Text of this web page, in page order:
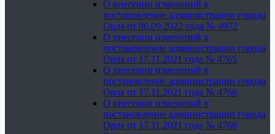
О внесении изменений в
постановление администрации города
Орла от 06.09.2022 года № 4972
О внесении изменений в
постановление администрации города
Орла от 17.11.2021 года № 4765
О внесении изменений в
постановление администрации города
Орла от 17.11.2021 года № 4766
О внесении изменений в
постановление администрации города
Орла от 17.11.2021 года № 4768